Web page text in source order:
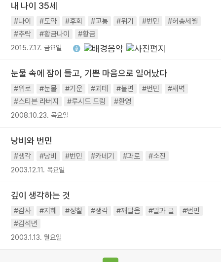
내 나이 35세
#나이 #도약 #후회 #고통 #위기 #번민
#허송세월
#추락
#황금나이 #황금
2015.7.17. 금요일
눈물 속에 잠이 들고, 기쁜 마음으로 일어났다
#위로 #눈물 #기운 #괴테 #불면 #번민
#새벽
#스티븐 라버지
#루시드 드림 #환영
2008.10.23. 목요일
낭비와 번민
#생각 #낭비 #번민 #카네기 #과로 #소진
2003.12.11. 목요일
깊이 생각하는 것
#감사 #지혜 #성찰 #생각 #깨달음 #말과 글
#번민
#김석년
2003.1.13. 월요일